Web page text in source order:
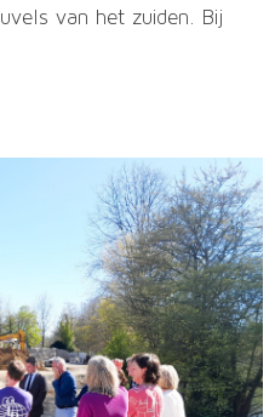
van het zuiden. Bij